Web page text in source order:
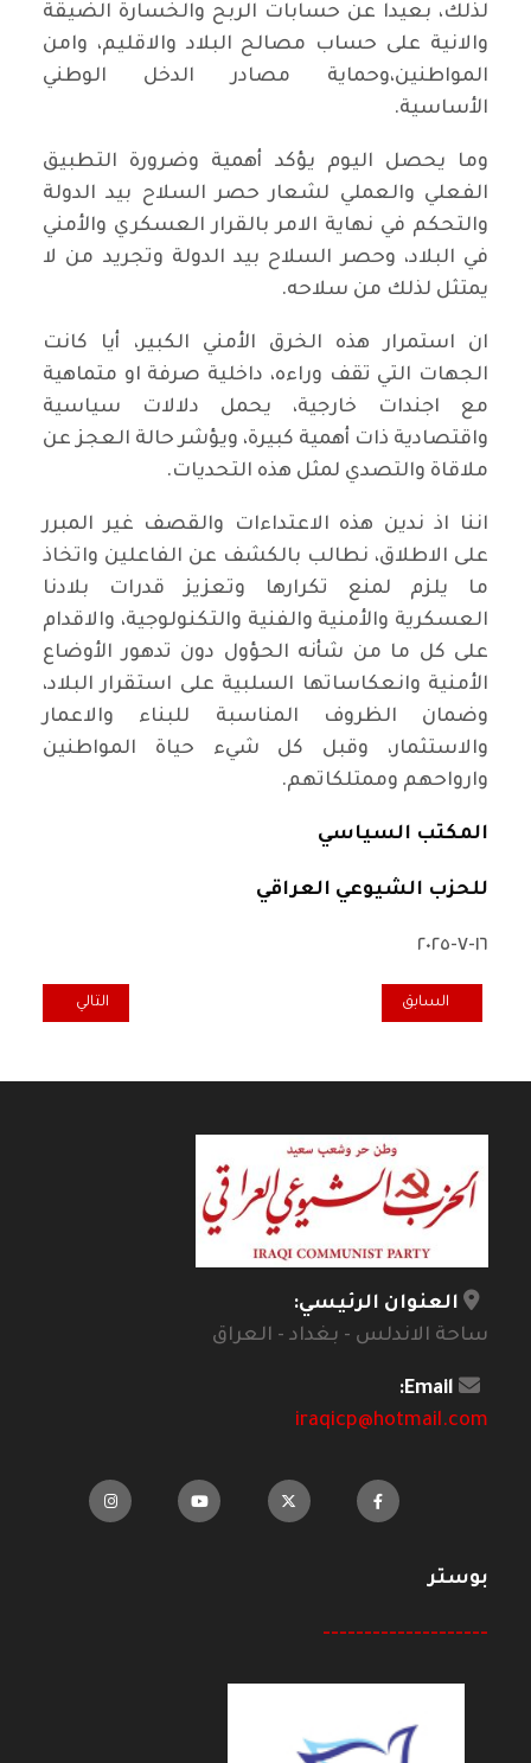
لذلك، بعيدا عن حسابات الربح والخسارة الضيقة
والانية على حساب مصالح البلاد والاقليم، وامن
المواطنين،وحماية مصادر الدخل الوطني
الأساسية.
وما يحصل اليوم يؤكد أهمية وضرورة التطبيق
الفعلي والعملي لشعار حصر السلاح بيد الدولة
والتحكم في نهاية الامر بالقرار العسكري والأمني
في البلاد، وحصر السلاح بيد الدولة وتجريد من لا
يمتثل لذلك من سلاحه.
ان استمرار هذه الخرق الأمني الكبير، أيا كانت
الجهات التي تقف وراءه، داخلية صرفة او متماهية
مع اجندات خارجية، يحمل دلالات سياسية
واقتصادية ذات أهمية كبيرة، ويؤشر حالة العجز عن
ملاقاة والتصدي لمثل هذه التحديات.
اننا اذ ندين هذه الاعتداءات والقصف غير المبرر
على الاطلاق، نطالب بالكشف عن الفاعلين واتخاذ
ما يلزم لمنع تكرارها وتعزيز قدرات بلادنا
العسكرية والأمنية والفنية والتكنولوجية، والاقدام
على كل ما من شأنه الحؤول دون تدهور الأوضاع
الأمنية وانعكاساتها السلبية على استقرار البلاد،
وضمان الظروف المناسبة للبناء والاعمار
والاستثمار، وقبل كل شيء حياة المواطنين
وارواحهم وممتلكاتهم.
المكتب السياسي
للحزب الشيوعي العراقي
١٦-٧-٢٠٢٥
المقال السابق: بيان المكتب السياسي للحزب الشيوعي العراقي بشأن
السابق المقال التالي: شعارات
التالي
العنوان الرئيسي:
ساحة الاندلس - بغداد - العراق
Email:
iraqicp@hotmail.com
بوستر
--------------------